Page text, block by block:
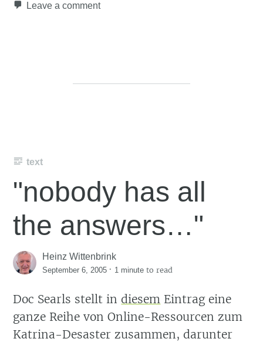
Leave a comment
text
"nobody has all
the answers…"
Heinz Wittenbrink
September 6, 2005 · 1 minute to read
Doc Searls stellt in diesem Eintrag eine
ganze Reihe von Online-Ressourcen zum
Katrina-Desaster zusammen, darunter